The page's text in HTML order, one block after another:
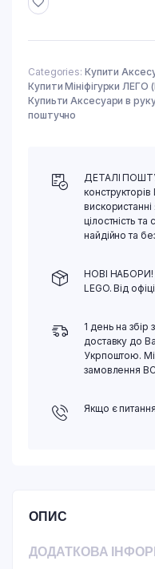
Categories: Купити
Купити Мініфігурки
Купиьти Аксесуари в
поштучно
ДЕТАЛІ
цілостність та
найдійно та
НОВІ НАБОРИ!
LEGO. Від
1 день на збір
доставку до
Укрпоштою.
замовлення
Якщо є
ОПИС
ДОДАТКОВА